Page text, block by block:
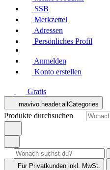
SSB
Merkzettel
Adressen
Persönliches Profil
Anmelden
Konto erstellen
Gratis
mavivo.header.allCategories
Produkte durchsuchen
Für Privatkunden inkl. MwSt.